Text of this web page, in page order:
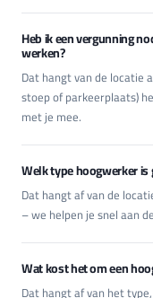
Heb ik een vergunning
werken?
Dat hangt van de locatie
stoep of parkeerplaats)
met je mee.
Welk type hoogwerker
Dat hangt af van de
– we helpen je snel aan
Wat kost het om een
Dat hangt af van het